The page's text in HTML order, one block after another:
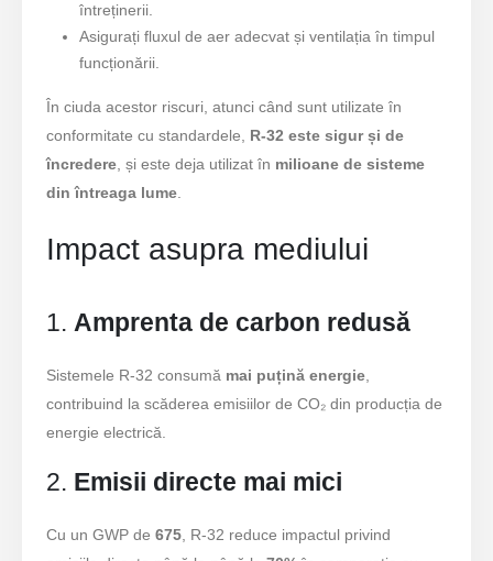
întreținerii.
Asigurați fluxul de aer adecvat și ventilația în timpul
funcționării.
În ciuda acestor riscuri, atunci când sunt utilizate în
conformitate cu standardele, R-32 este sigur și de
încredere, și este deja utilizat în milioane de sisteme
din întreaga lume.
Impact asupra mediului
1. Amprenta de carbon redusă
Sistemele R-32 consumă mai puțină energie
contribuind la scăderea emisiilor de CO₂ din producția de
energie electrică.
2. Emisii directe mai mici
Cu un GWP de675, R-32 reduce impactul privind